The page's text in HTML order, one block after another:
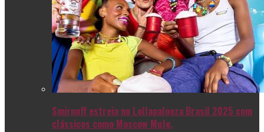
Smirnoff estreia no Lollapalooza Brasil 2025 com
clássicos como Moscow Mule.